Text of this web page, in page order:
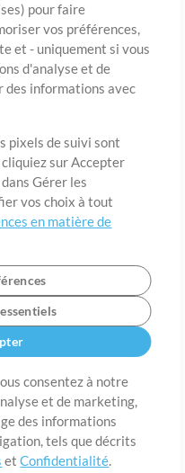
pour faire
vos préférences,
et - uniquement si vous
d'analyse et de
informations avec
pixels de suivi sont
sur Accepter
Gérer les
vos choix à tout
en matière de
consentez à notre
et de marketing,
des informations
tels que décrits
etConfidentialité.
Confidentialité
Préférences en
Contact
Tous droits réservés.